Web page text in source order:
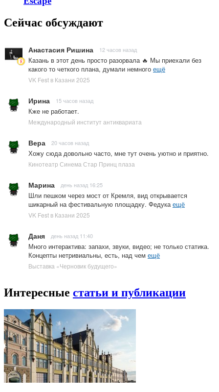
Сейчас обсуждают
Анастасия Ришина 12 часов назад
Казань в этот день просто разорвала 🔥 Мы приехали без
какого то четкого плана, думали немного ещё
VK Fest в Казани 2025
Ирина 15 часов назад
Кже не работает.
Международный институт антиквариата
Вера 20 часов назад
Хожу сюда довольно часто, мне тут очень уютно и приятно.
Кинотеатр Синема Стар Принц плаза
Марина день назад 16:25
Шли пешком через мост от Кремля, вид открывается
шикарный на фестивальную площадку. Федукаещё
VK Fest в Казани 2025
Даня день назад 11:40
Много интерактива: запахи, звуки, видео; не только статика.
Концепты нетривиальны, есть, над чем ещё
Выставка «Черновик будущего»
Интересные статьи и публикации